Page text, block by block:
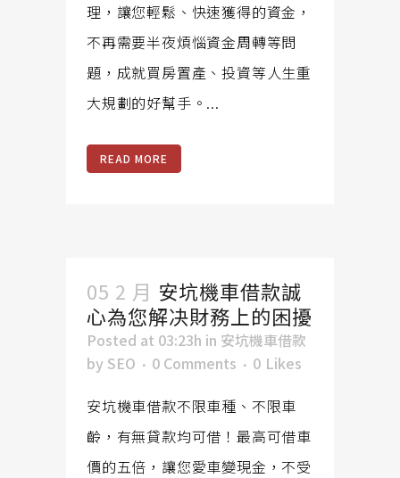
理，讓您輕鬆、快速獲得的資金，
不再需要半夜煩惱資金周轉等問
題，成就買房置產、投資等人生重
大規劃的好幫手。...
READ MORE
05 2 月 安坑機車借款誠
心為您解决財務上的困擾
Posted at 03:23h in 安坑機車借款
by SEO 0 Comments 0 Likes
安坑機車借款不限車種、不限車
齡，有無貸款均可借！最高可借車
價的五倍，讓您愛車變現金，不受